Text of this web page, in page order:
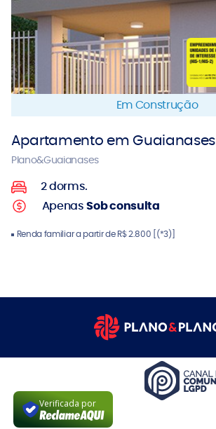
Em Construção
Apartamento em Guaianases
Plano&Guaianases
2 dorms.
ApenasSob consulta
Renda familiar a partir de R$ 2.800 [(*3)]
Verificada por